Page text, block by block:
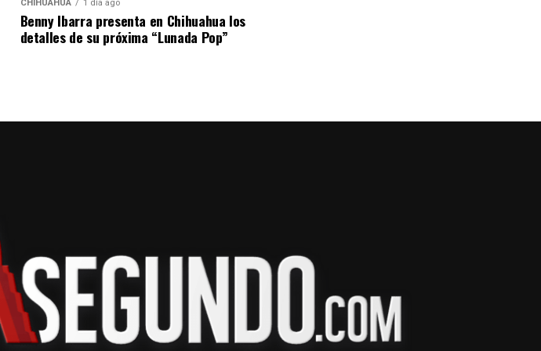
CHIHUAHUA 1 día ago
Benny Ibarra presenta en Chihuahua los
detalles de su próxima “Lunada Pop”